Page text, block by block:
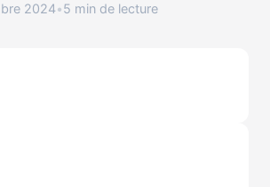
2024•5 min de lecture